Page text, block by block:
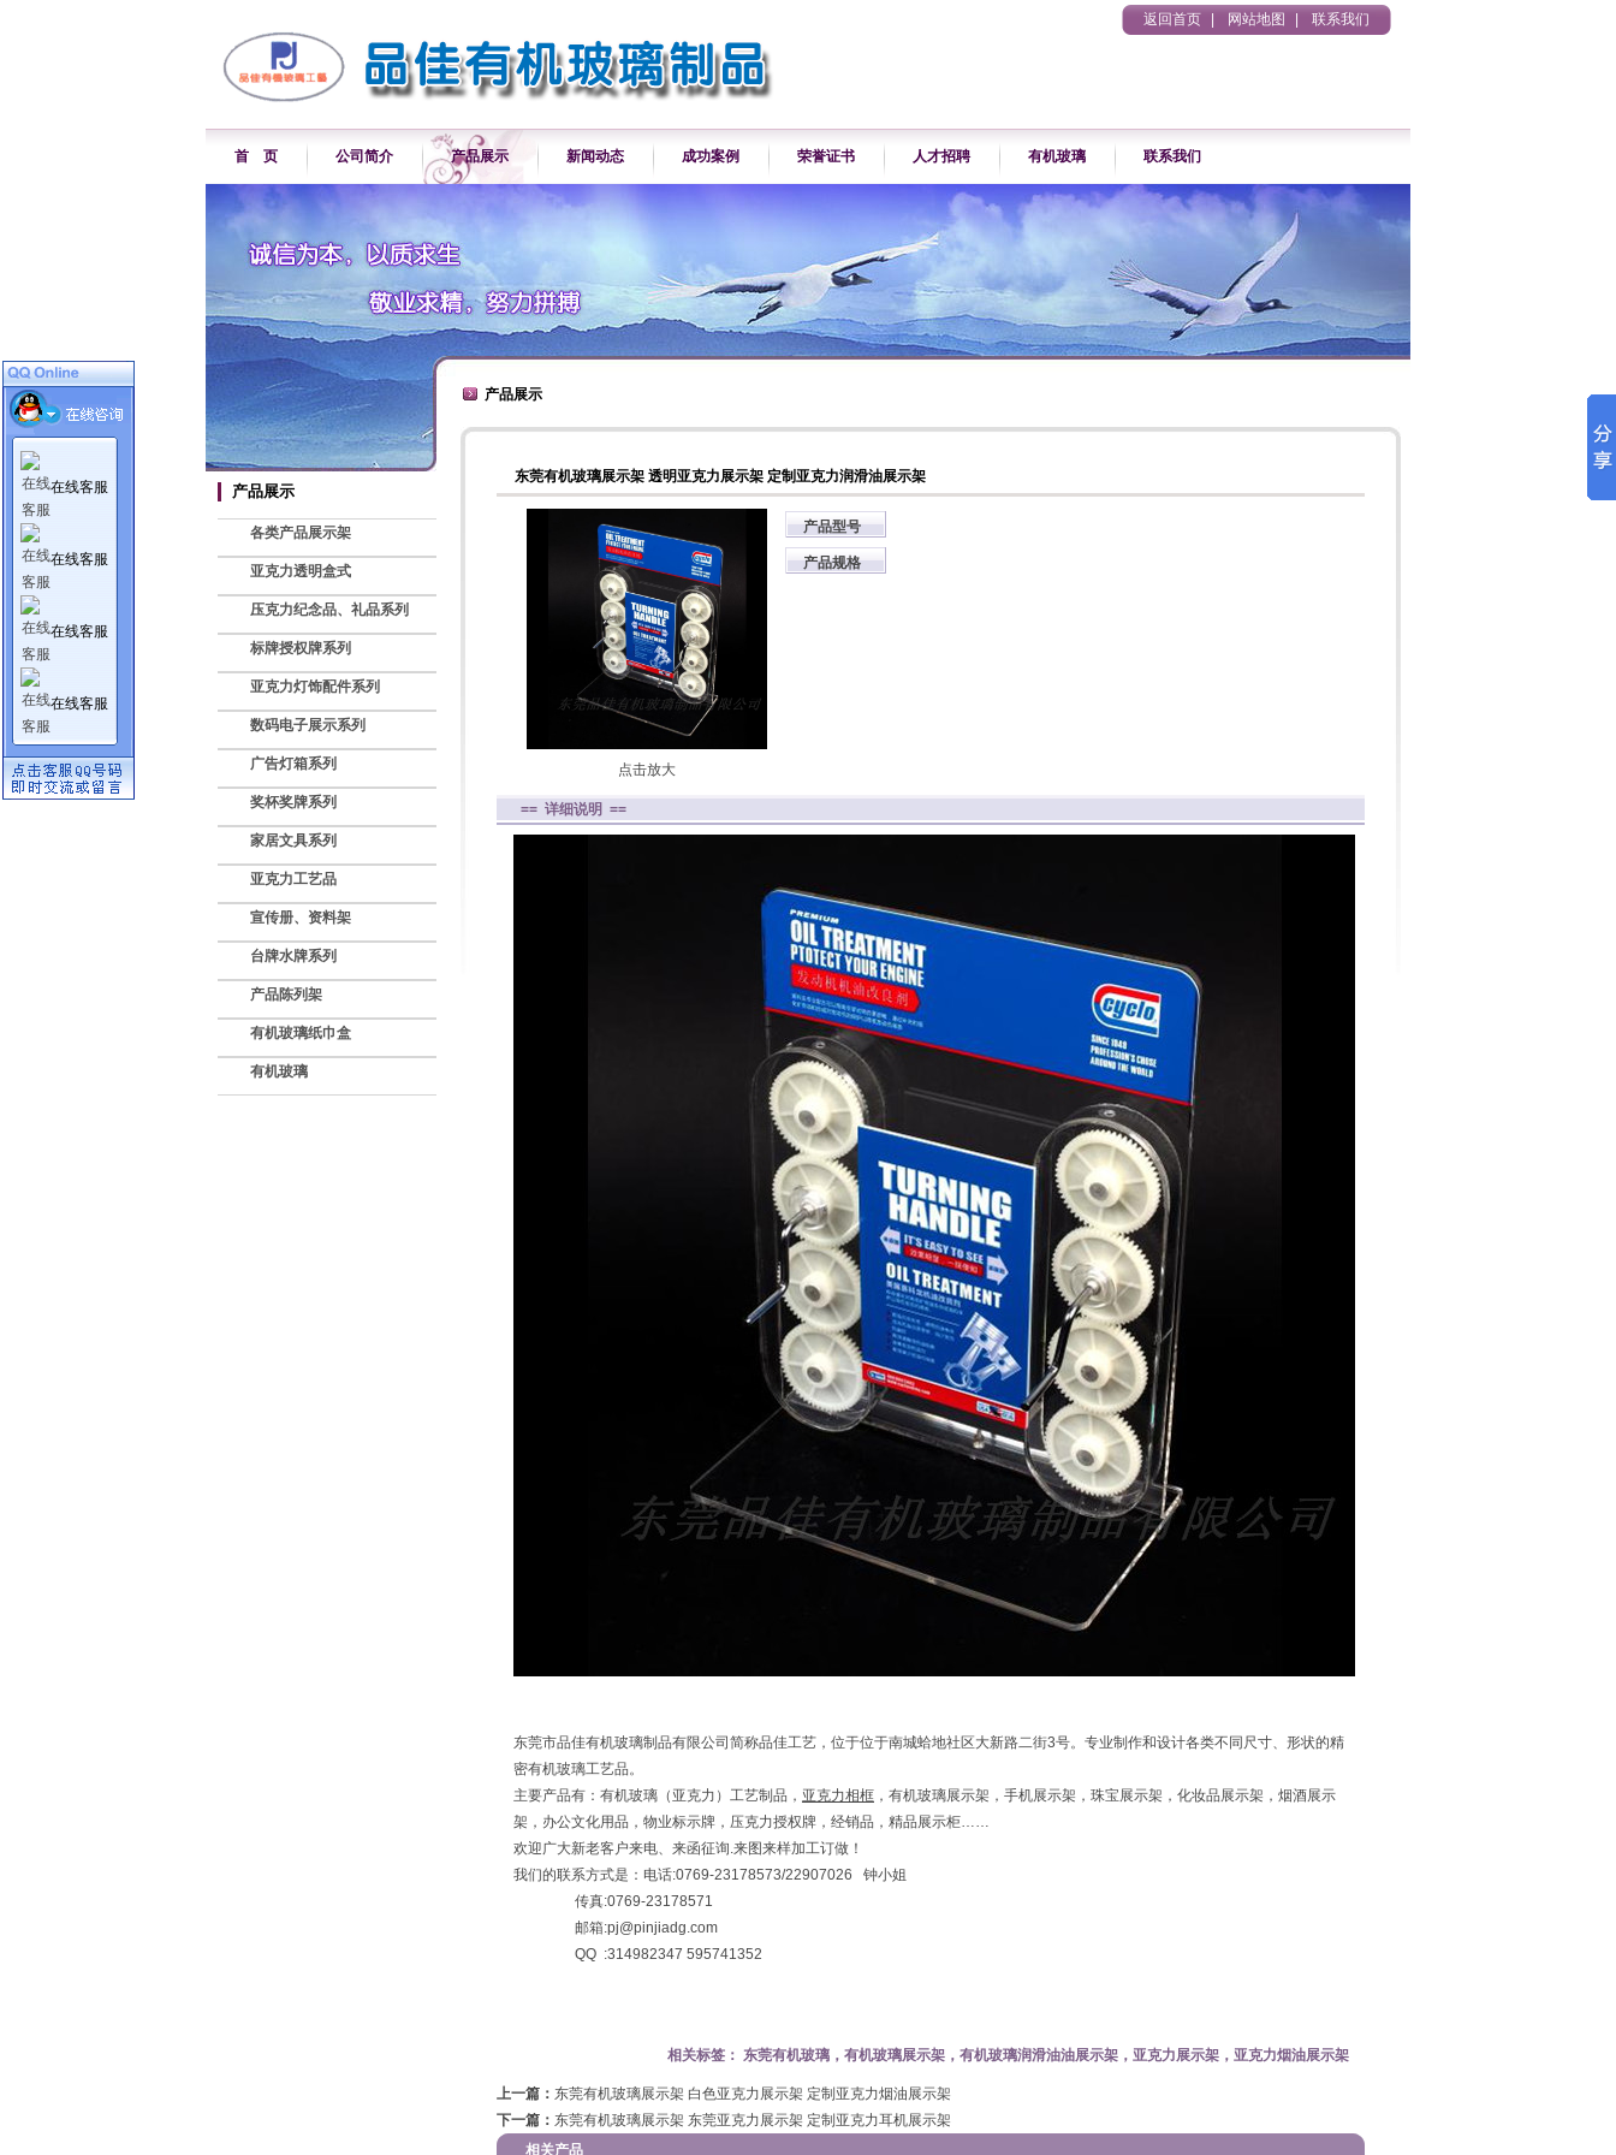
返回首页 网站地图 联系我们
首 页 公司简介 产品展示 新闻动态 成功案例 荣誉证书 人才招聘 有机玻璃 联系我们
产品展示
各类产品展示架
亚克力透明盒式
压克力纪念品、礼品系列
标牌授权牌系列
亚克力灯饰配件系列
数码电子展示系列
广告灯箱系列
奖杯奖牌系列
家居文具系列
亚克力工艺品
宣传册、资料架
台牌水牌系列
产品陈列架
有机玻璃纸巾盒
有机玻璃
产品展示
东莞有机玻璃展示架 透明亚克力展示架 定制亚克力润滑油展示架
点击放大
产品型号
产品规格
== 详细说明 ==
东莞市品佳有机玻璃制品有限公司简称品佳工艺，位于位于南城蛤地社区大新路二街3号。专业制作和设计各类不同尺寸、形状的精
密有机玻璃工艺品。
主要产品有：有机玻璃（亚克力）工艺制品， 亚克力相框 ，有机玻璃展示架，手机展示架，珠宝展示架，化妆品展示架，烟酒展示
架，办公文化用品，物业标示牌，压克力授权牌，经销品，精品展示柜……
欢迎广大新老客户来电、来函征询.来图来样加工订做！
我们的联系方式是：电话:0769-23178573/22907026 钟小姐
传真:0769-23178571
邮箱:pj@pinjiadg.com
QQ :314982347 595741352
相关标签： 东莞有机玻璃，有机玻璃展示架，有机玻璃润滑油油展示架，亚克力展示架，亚克力烟油展示架
上一篇： 东莞有机玻璃展示架 白色亚克力展示架 定制亚克力烟油展示架
下一篇： 东莞有机玻璃展示架 东莞亚克力展示架 定制亚克力耳机展示架
相关产品
在线客服
在线客服
在线客服
在线客服